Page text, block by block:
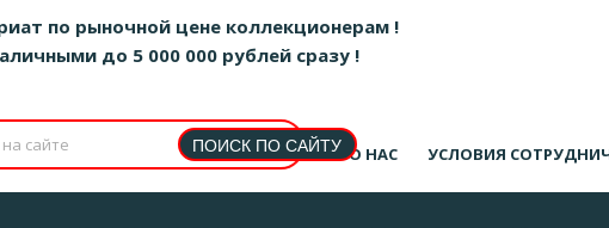
по рыночной цене коллекционерам !
до 5 000 000 рублей сразу !
О НАС УСЛОВИЯ